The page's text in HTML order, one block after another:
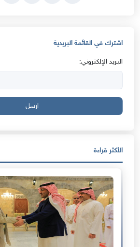
اشترك في القائمة البريدية
البريد الإلكتروني:
ارسل
الأكثر قراءة